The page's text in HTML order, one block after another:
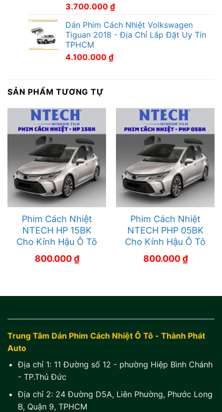
3.700.000 ₫
Dán Phim Cách Nhiệt Volkswagen
Tiguan 2018 - Địa Chỉ Lắp Đặt Uy Tín
TPHCM
4.100.000 ₫
SẢN PHẨM TƯƠNG TỰ
Phim Cách Nhiệt
NTECH HP 15BK
Cho Kính Hậu Ô Tô
800.000₫
Phim Cách Nhiệt
NTECH PHP 05BK
Cho Kính Hậu Ô Tô
800.000₫
Trung Tâm Dán Phim Cách Nhiệt Ô Tô - Thành Phát
Auto
Địa chỉ 1: 11 Đường số 12 - phường Hiệp Bình Chánh
- TP.Thủ Đức
Địa chỉ 2: 24 Đường D5A, Liên Phường, Phước Long
B, Quận 9, TPHCM